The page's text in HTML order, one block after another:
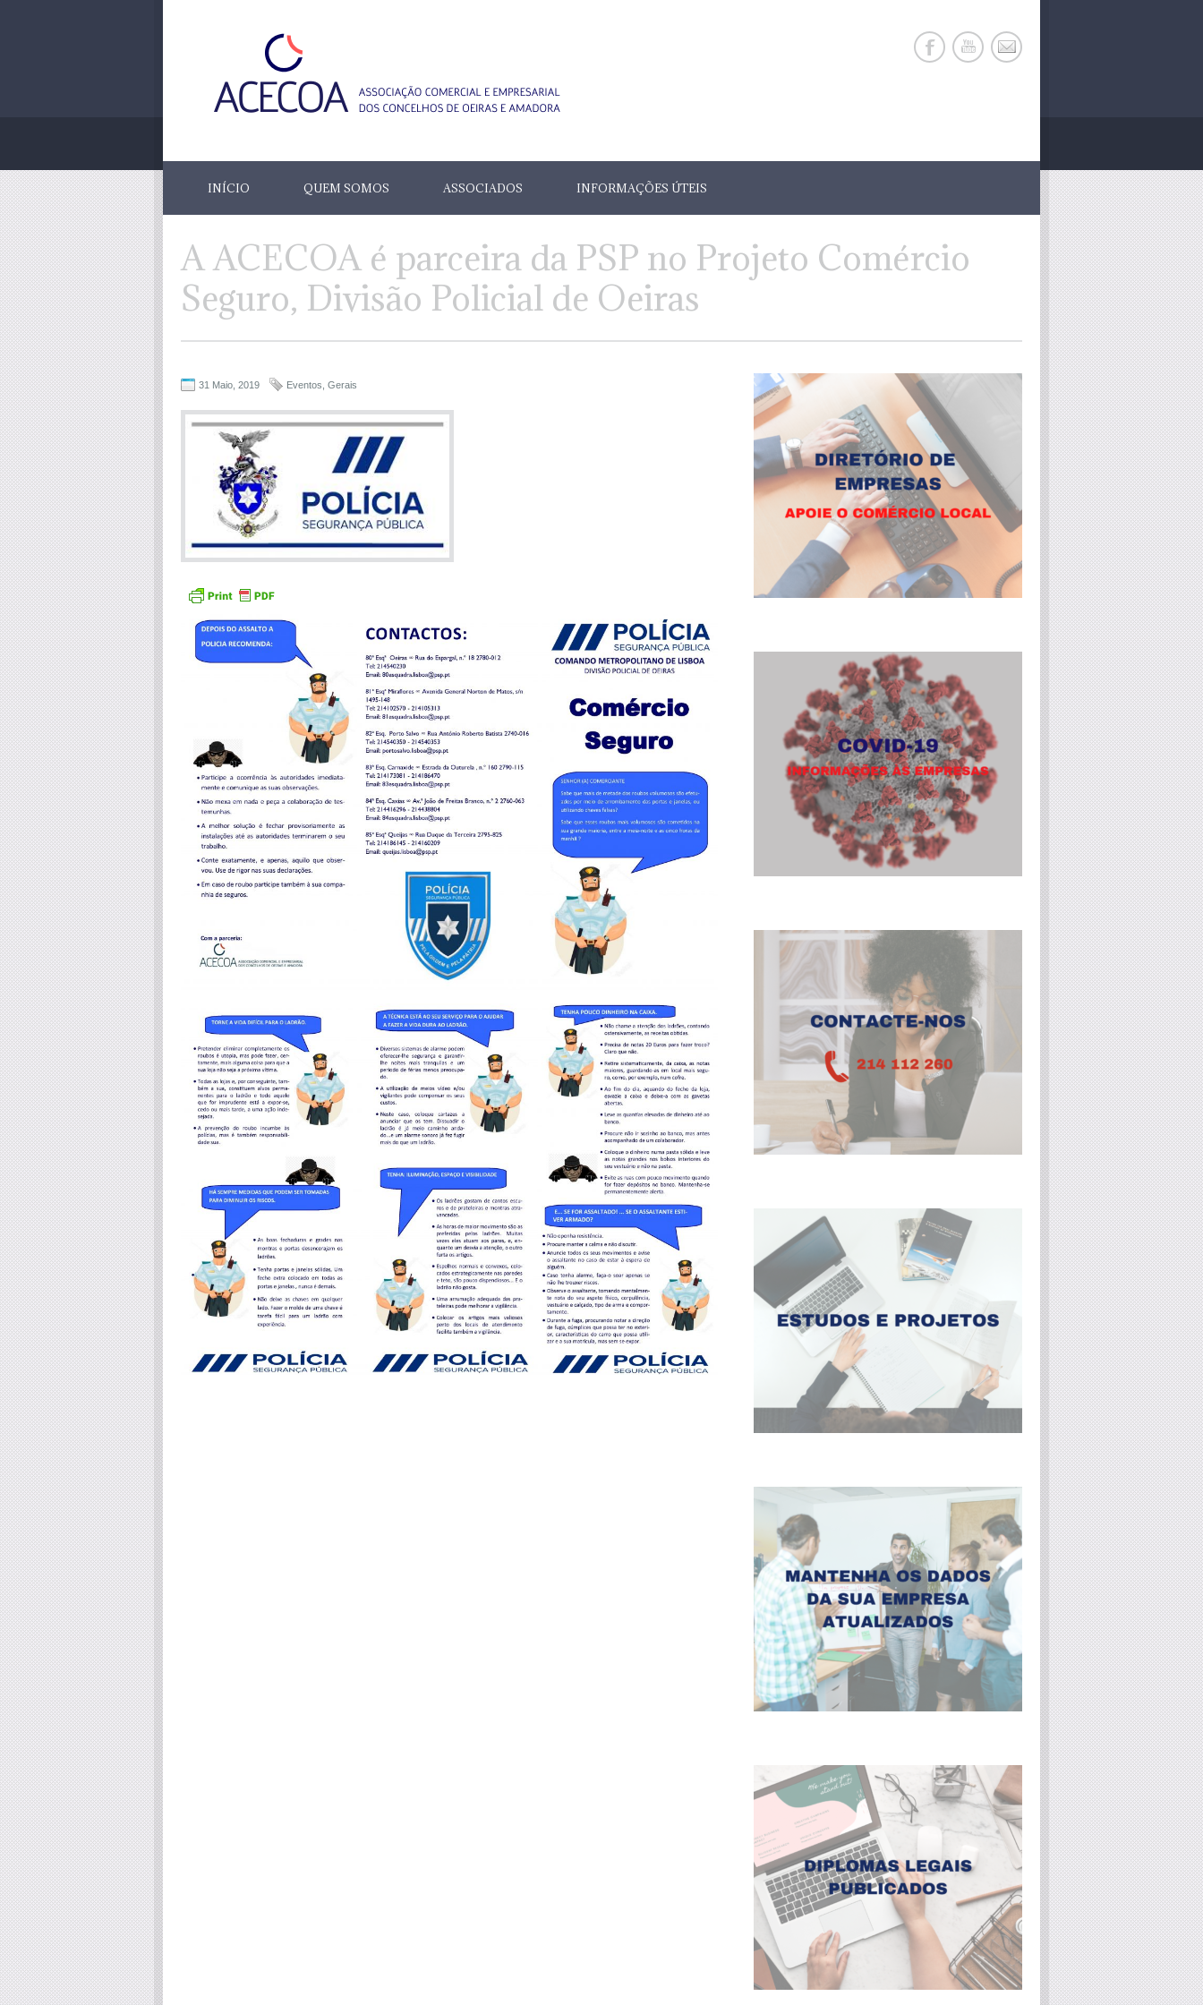
INÍCIO QUEM SOMOS ASSOCIADOS INFORMAÇÕES ÚTEIS
A ACECOA é parceira da PSP no Projeto Comércio
Seguro, Divisão Policial de Oeiras
31 Maio, 2019 Eventos Gerais